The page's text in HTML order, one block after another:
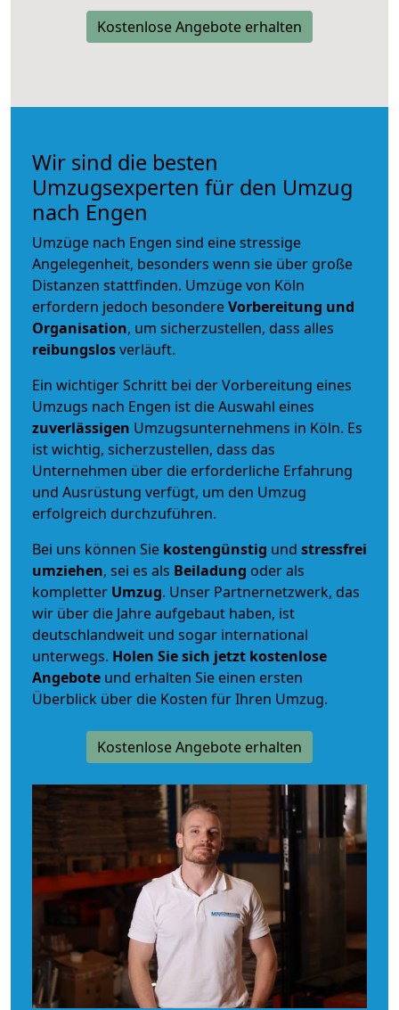
Kostenlose Angebote erhalten
Wir sind die besten
Umzugsexperten für den Umzug
nach Engen
Umzüge nach Engen sind eine stressige
Angelegenheit, besonders wenn sie über große
Distanzen stattfinden. Umzüge von Köln
erfordern jedoch besondereVorbereitung und
Organisation, um sicherzustellen, dass alles
reibungslosverläuft.
Ein wichtiger Schritt bei der Vorbereitung eines
Umzugs nach Engen ist die Auswahl eines
zuverlässigen Umzugsunternehmens in Köln. Es
ist wichtig, sicherzustellen, dass das
Unternehmen über die erforderliche Erfahrung
und Ausrüstung verfügt, um den Umzug
erfolgreich durchzuführen.
Bei uns können Sie kostengünstig und stressfrei
umziehen, sei es als Beiladung oder als
kompletter Umzug. Unser Partnernetzwerk, das
wir über die Jahre aufgebaut haben, ist
deutschlandweit und sogar international
unterwegs. Holen Sie sich jetzt kostenlose
Angebote und erhalten Sie einen ersten
Überblick über die Kosten für Ihren Umzug.
Kostenlose Angebote erhalten